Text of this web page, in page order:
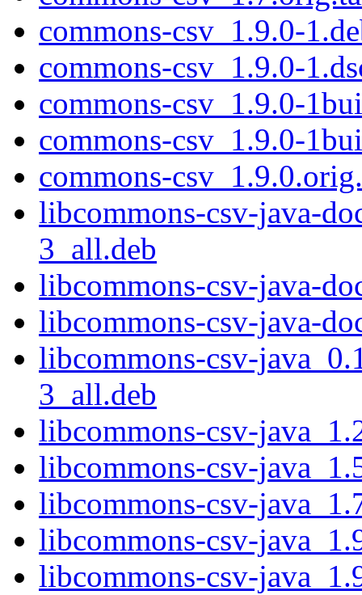
commons-csv_1.9.0-
commons-csv_1.9.0-
commons-csv_1.9.0-
commons-csv_1.9.0-
commons-
libcommons-csv-java-
3_all.deb
libcommons-csv-java-
libcommons-csv-java-
libcommons-csv-
3_all.deb
libcommons-csv-
libcommons-csv-
libcommons-csv-
libcommons-csv-
libcommons-csv-